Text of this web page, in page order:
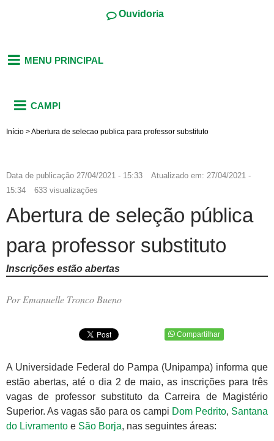
Ouvidoria
MENU PRINCIPAL
CAMPI
Início >Abertura de selecao publica para professor substituto
Data de publicação 27/04/2021 - 15:33 Atualizado em: 27/04/2021 -
15:34
633 visualizações
Abertura de seleção pública
para professor substituto
Inscrições estão abertas
Por Emanuelle Tronco Bueno
Compartilhar
A Universidade Federal do Pampa (Unipampa) informa que
estão abertas, até o dia 2 de maio, as inscrições para três
vagas de professor substituto da Carreira de Magistério
Superior. As vagas são para os campi Dom Pedrito, Santana
do Livramento e São Borja, nas seguintes áreas: